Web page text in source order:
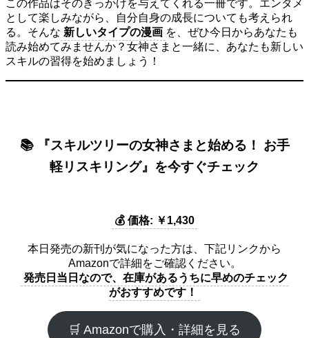
この作品はそのきっかけを与えてくれる一冊です。エンタメ
として楽しみながら、自分自身の成長についても考えられ
る。そんな 新しいタイプの漫画 を、ぜひ今日からあなたも
読み始めてみませんか？女神さまと一緒に、あなたも新しい
スキルの習得を始めましょう！
📚 『スキルツリーの女神さまと始める！ お手
軽リスキリング』を今すぐチェック
💰 価格: ￥1,430
本日発売の新刊が気になった方は、下記リンクから
Amazonで詳細をご確認ください。
発売日当日なので、在庫があるうちに早めのチェック
がおすすめです！
🛒 Amazonで購入・詳細を見る